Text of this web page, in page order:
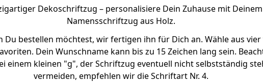
Dekoschriftzug – personalisiere Dein Zuhause mit
Namensschriftzug aus Holz.
Du bestellen möchtest, wir fertigen ihn für Dich an. Wähle aus
Dein Wunschname kann bis zu 15 Zeichen lang sein.
einem kleinen "g", der Schriftzug eventuell nicht selbstständig
vermeiden, empfehlen wir die Schriftart Nr. 4.